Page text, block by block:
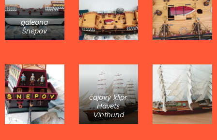
galeona
Šnepov
čajový klipr
Havets
Vinthund